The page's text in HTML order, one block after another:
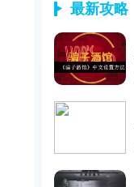
最新攻略